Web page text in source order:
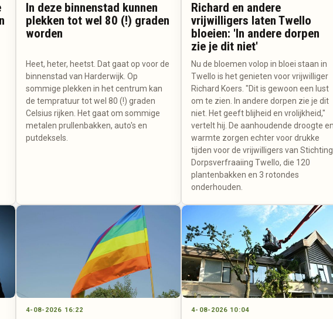
In deze binnenstad kunnen
plekken tot wel 80 (!) graden
worden
Heet, heter, heetst. Dat gaat op voor de
binnenstad van Harderwijk. Op
sommige plekken in het centrum kan
de tempratuur tot wel 80 (!) graden
Celsius rijken. Het gaat om sommige
metalen prullenbakken, auto's en
putdeksels.
Richard en andere
vrijwilligers laten Twello
bloeien: 'In andere dorpen
zie je dit niet'
Nu de bloemen volop in bloei staan in
Twello is het genieten voor vrijwilliger
Richard Koers. "Dit is gewoon een lust
om te zien. In andere dorpen zie je dit
niet. Het geeft blijheid en vrolijkheid,"
vertelt hij. De aanhoudende droogte
warmte zorgen echter voor drukke
tijden voor de vrijwilligers van Stichting
Dorpsverfraaiing Twello, die 120
plantenbakken en 3 rotondes
onderhouden.
4-08-2026 16:22 4-08-2026 10:04